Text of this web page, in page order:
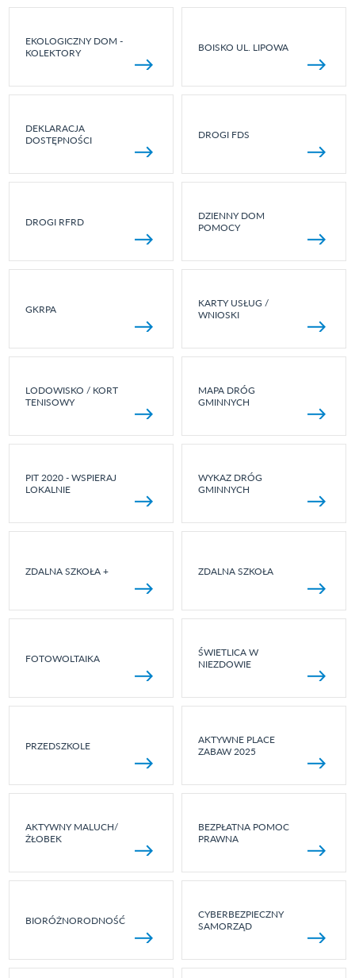
EKOLOGICZNY DOM -
KOLEKTORY
BOISKO UL. LIPOWA
DEKLARACJA
DOSTĘPNOŚCI
DROGI FDS
DROGI RFRD
DZIENNY DOM
POMOCY
GKRPA
KARTY USŁUG /
WNIOSKI
LODOWISKO / KORT
TENISOWY
MAPA DRÓG
GMINNYCH
PIT 2020 - WSPIERAJ
LOKALNIE
WYKAZ DRÓG
GMINNYCH
ZDALNA SZKOŁA + ZDALNA SZKOŁA
FOTOWOLTAIKA
ŚWIETLICA W
NIEZDOWIE
PRZEDSZKOLE
AKTYWNE PLACE
ZABAW 2025
AKTYWNY MALUCH/
ŻŁOBEK
BEZPŁATNA POMOC
PRAWNA
BIORÓŻNORODNOŚĆ
CYBERBEZPIECZNY
SAMORZĄD